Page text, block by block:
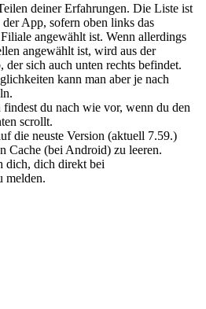
deiner Erfahrungen. Die Liste ist
App, sofern oben links das
angewählt ist. Wenn allerdings
angewählt ist, wird aus der
sich auch unten rechts befindet.
kann man aber je nach
du nach wie vor, wenn du den
scrollt.
die neuste Version (aktuell 7.59.)
Cache (bei Android) zu leeren.
dich, dich direkt bei
melden.